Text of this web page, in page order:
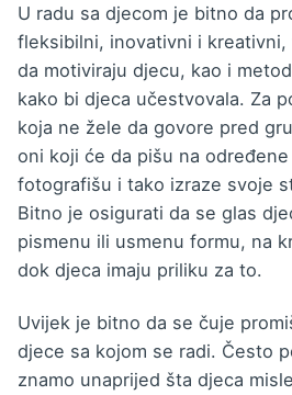
U radu sa djecom je bitno da
fleksibilni, inovativni i kreativni,
da motiviraju djecu, kao i
kako bi djeca učestvovala. Za
koja ne žele da govore pred
oni koji će da pišu na
fotografišu i tako izraze svoje
Bitno je osigurati da se glas
pismenu ili usmenu formu, na
dok djeca imaju priliku za to.
Uvijek je bitno da se čuje
djece sa kojom se radi. Često
znamo unaprijed šta djeca